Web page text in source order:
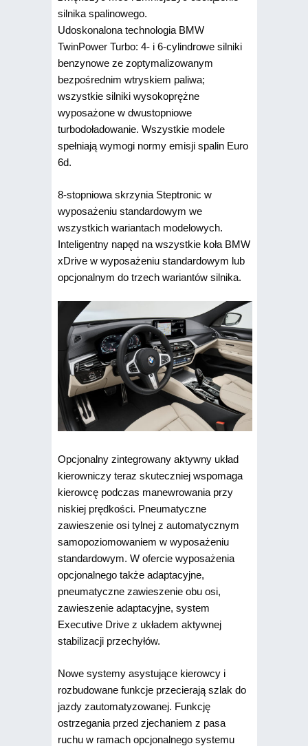
silnika spalinowego.
Udoskonalona technologia BMW
TwinPower Turbo: 4- i 6-cylindrowe silniki
benzynowe ze zoptymalizowanym
bezpośrednim wtryskiem paliwa;
wszystkie silniki wysokoprężne
wyposażone w dwustopniowe
turbodoładowanie. Wszystkie modele
spełniają wymogi normy emisji spalin Euro
6d.
8-stopniowa skrzynia Steptronic w
wyposażeniu standardowym we
wszystkich wariantach modelowych.
Inteligentny napęd na wszystkie koła BMW
xDrive w wyposażeniu standardowym lub
opcjonalnym do trzech wariantów silnika.
Opcjonalny zintegrowany aktywny układ
kierowniczy teraz skuteczniej wspomaga
kierowcę podczas manewrowania przy
niskiej prędkości. Pneumatyczne
zawieszenie osi tylnej z automatycznym
samopoziomowaniem w wyposażeniu
standardowym. W ofercie wyposażenia
opcjonalnego także adaptacyjne,
pneumatyczne zawieszenie obu osi,
zawieszenie adaptacyjne, system
Executive Drive z układem aktywnej
stabilizacji przechyłów.
Nowe systemy asystujące kierowcy i
rozbudowane funkcje przecierają szlak do
jazdy zautomatyzowanej. Funkcję
ostrzegania przed zjechaniem z pasa
ruchu w ramach opcjonalnego systemu